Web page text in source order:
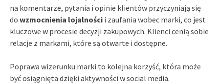
na komentarze, pytania i opinie klientów przyczyniają się
do wzmocnienia lojalności i zaufania wobec marki, co jest
kluczowe w procesie decyzji zakupowych. Klienci cenią sobie
relacje z markami, które są otwarte i dostępne.
Poprawa wizerunku marki to kolejna korzyść, która może
być osiągnięta dzięki aktywności w social media.